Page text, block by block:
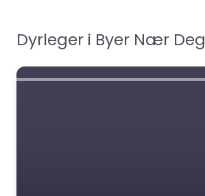
Dyrleger i Byer Nær Deg